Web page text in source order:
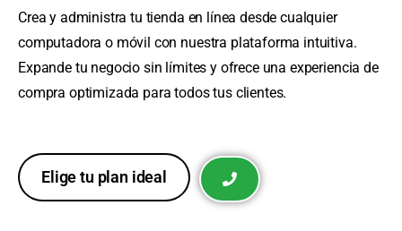
Crea y administra tu tienda en línea desde cualquier
computadora o móvil con nuestra plataforma intuitiva.
Expande tu negocio sin límites y ofrece una experiencia de
compra optimizada para todos tus clientes.
Elige tu plan ideal